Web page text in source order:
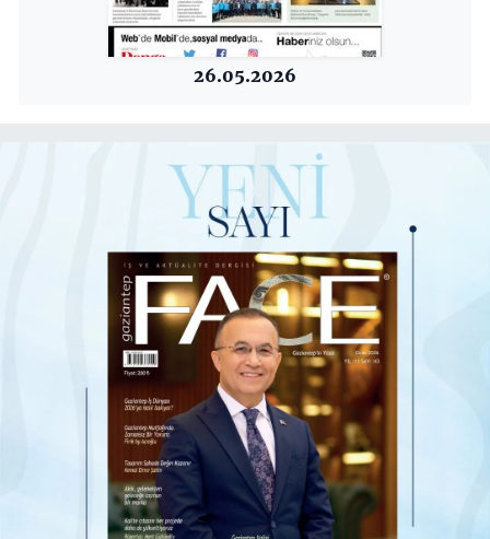
26.05.2026